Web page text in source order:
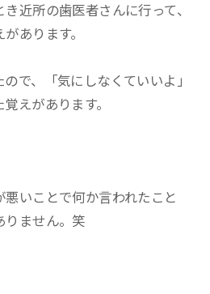
近所の歯医者さんに行って、
あります。
で、「気にしなくていいよ」
えがあります。
いことで何か言われたこと
りません。笑